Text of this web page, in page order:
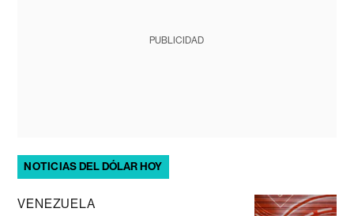
PUBLICIDAD
NOTICIAS DEL DÓLAR HOY
VENEZUELA